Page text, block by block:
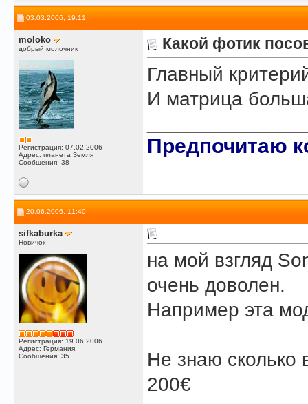
03.03.2006, 19:11
moloko
добрый молочник
Регистрация: 07.02.2006
Адрес: планета Земля
Сообщения: 38
Какой фотик
Главный
И матрица
Предпочитаю
20.06.2006, 11:40
sifkaburka
Новичок
Регистрация: 19.06.2006
Адрес: Германия
Сообщения: 35
на мой взгляд
очень доволен.
Например эта
Не знаю сколько
200€